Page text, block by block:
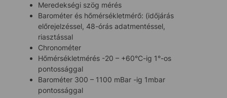
Meredekségi szög mérés
Barométer és hőmérsékletmérő: (időjárás
előrejelzéssel, 48-órás adatmentéssel,
riasztással
Chronométer
Hőmérsékletmérés -20 – +60°C-ig 1°-os
pontossággal
Barométer 300 – 1100 mBar -ig 1mbar
pontossággal